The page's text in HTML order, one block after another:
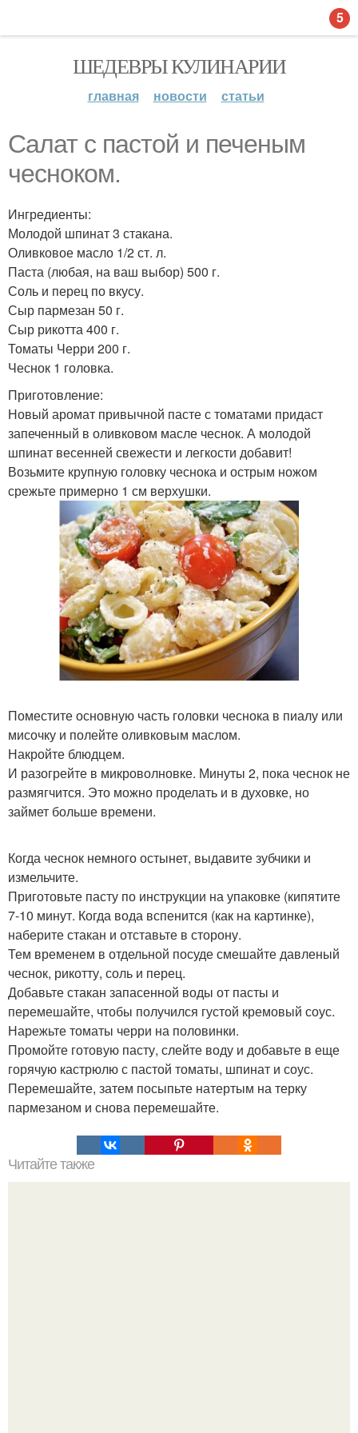
ШЕДЕВРЫ КУЛИНАРИИ
главная новости статьи
Салат с пастой и печеным
чесноком.
Ингредиенты:
Молодой шпинат 3 стакана.
Оливковое масло 1/2 ст. л.
Паста (любая, на ваш выбор) 500 г.
Соль и перец по вкусу.
Сыр пармезан 50 г.
Сыр рикотта 400 г.
Томаты Черри 200 г.
Чеснок 1 головка.
Приготовление:
Новый аромат привычной пасте с томатами придаст
запеченный в оливковом масле чеснок. А молодой
шпинат весенней свежести и легкости добавит!
Возьмите крупную головку чеснока и острым ножом
срежьте примерно 1 см верхушки.
Поместите основную часть головки чеснока в пиалу или
мисочку и полейте оливковым маслом.
Накройте блюдцем.
И разогрейте в микроволновке. Минуты 2, пока чеснок не
размягчится. Это можно проделать и в духовке, но
займет больше времени.
Когда чеснок немного остынет, выдавите зубчики и
измельчите.
Приготовьте пасту по инструкции на упаковке (кипятите
7-10 минут. Когда вода вспенится (как на картинке),
наберите стакан и отставьте в сторону.
Тем временем в отдельной посуде смешайте давленый
чеснок, рикотту, соль и перец.
Добавьте стакан запасенной воды от пасты и
перемешайте, чтобы получился густой кремовый соус.
Нарежьте томаты черри на половинки.
Промойте готовую пасту, слейте воду и добавьте в еще
горячую кастрюлю с пастой томаты, шпинат и соус.
Перемешайте, затем посыпьте натертым на терку
пармезаном и снова перемешайте.
Читайте также
5